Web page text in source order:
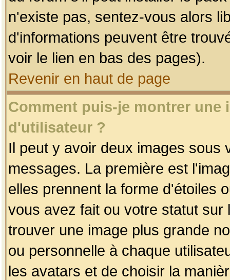
n'existe pas, sentez-vous alors
d'informations peuvent être
voir le lien en bas des pages).
Revenir en haut de page
Comment puis-je montrer une
d'utilisateur ?
Il peut y avoir deux images sous
messages. La première est
elles prennent la forme d'étoiles
vous avez fait ou votre statut
trouver une image plus grande
ou personnelle à chaque
les avatars et de choisir la